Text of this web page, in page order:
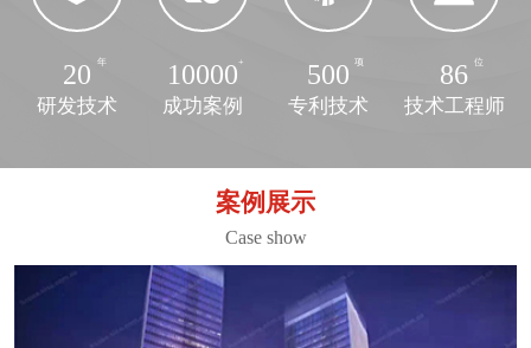
20
研发技术
10000
成功案例
500
专利技术
86
技术工程师
案例展示
Case show